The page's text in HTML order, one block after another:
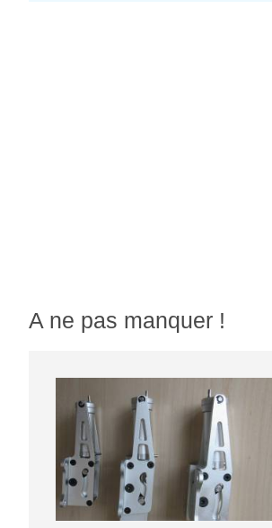
A ne pas manquer !